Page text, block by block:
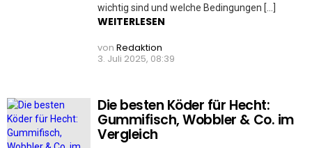
wichtig sind und welche Bedingungen […]
WEITERLESEN
von Redaktion
3. Juli 2025, 08:39
Die besten Köder für Hecht:
Gummifisch, Wobbler & Co. im
Vergleich